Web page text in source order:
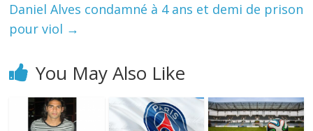
Daniel Alves condamné à 4 ans et demi de prison
pour viol →
You May Also Like